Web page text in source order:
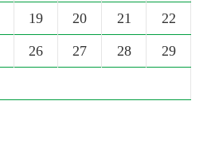
19 20 21 22
26 27 28 29